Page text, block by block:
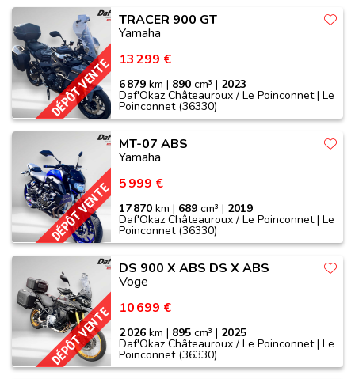
DÉPÔT VENTE
TRACER 900 GT
Yamaha
13 299 €
6 879 km | 890 cm³ | 2023
Daf'Okaz Châteauroux / Le Poinconnet | Le
Poinconnet (36330)
DÉPÔT VENTE
MT-07 ABS
Yamaha
5 999 €
17 870 km | 689 cm³ | 2019
Daf'Okaz Châteauroux / Le Poinconnet | Le
Poinconnet (36330)
DÉPÔT VENTE
DS 900 X ABS DS X ABS
Voge
10 699 €
2 026 km | 895 cm³ | 2025
Daf'Okaz Châteauroux / Le Poinconnet | Le
Poinconnet (36330)